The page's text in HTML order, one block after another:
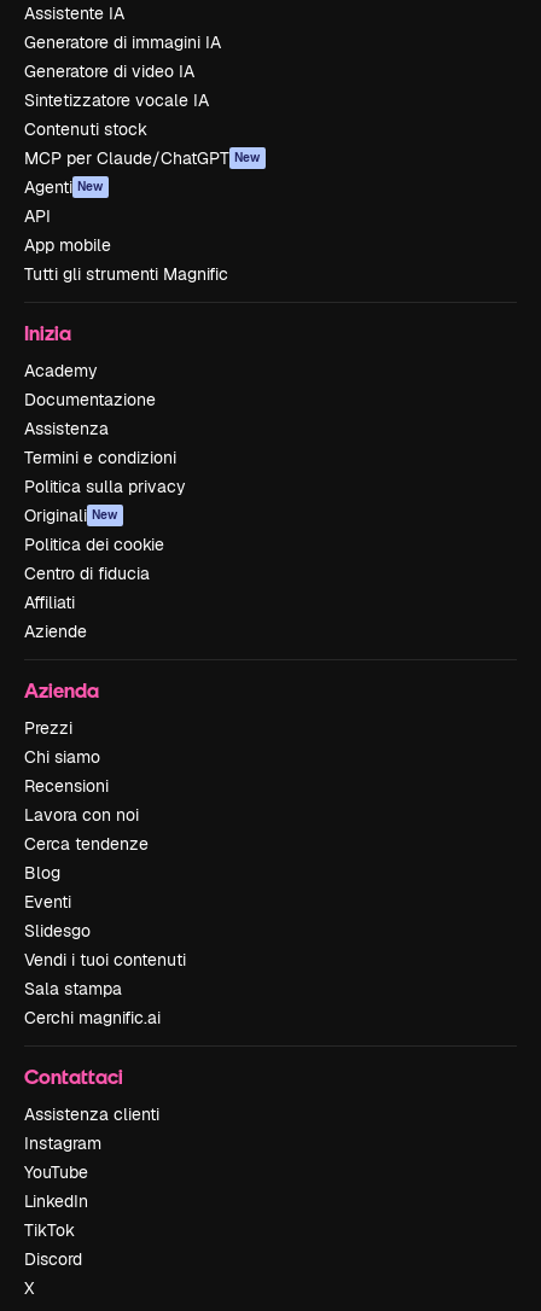
Assistente IA
Generatore di immagini IA
Generatore di video IA
Sintetizzatore vocale IA
Contenuti stock
MCP per Claude/ChatGPT New
Agenti New
API
App mobile
Tutti gli strumenti Magnific
Inizia
Academy
Documentazione
Assistenza
Termini e condizioni
Politica sulla privacy
Originali New
Politica dei cookie
Centro di fiducia
Affiliati
Aziende
Azienda
Prezzi
Chi siamo
Recensioni
Lavora con noi
Cerca tendenze
Blog
Eventi
Slidesgo
Vendi i tuoi contenuti
Sala stampa
Cerchi magnific.ai
Contattaci
Assistenza clienti
Instagram
YouTube
LinkedIn
TikTok
Discord
X